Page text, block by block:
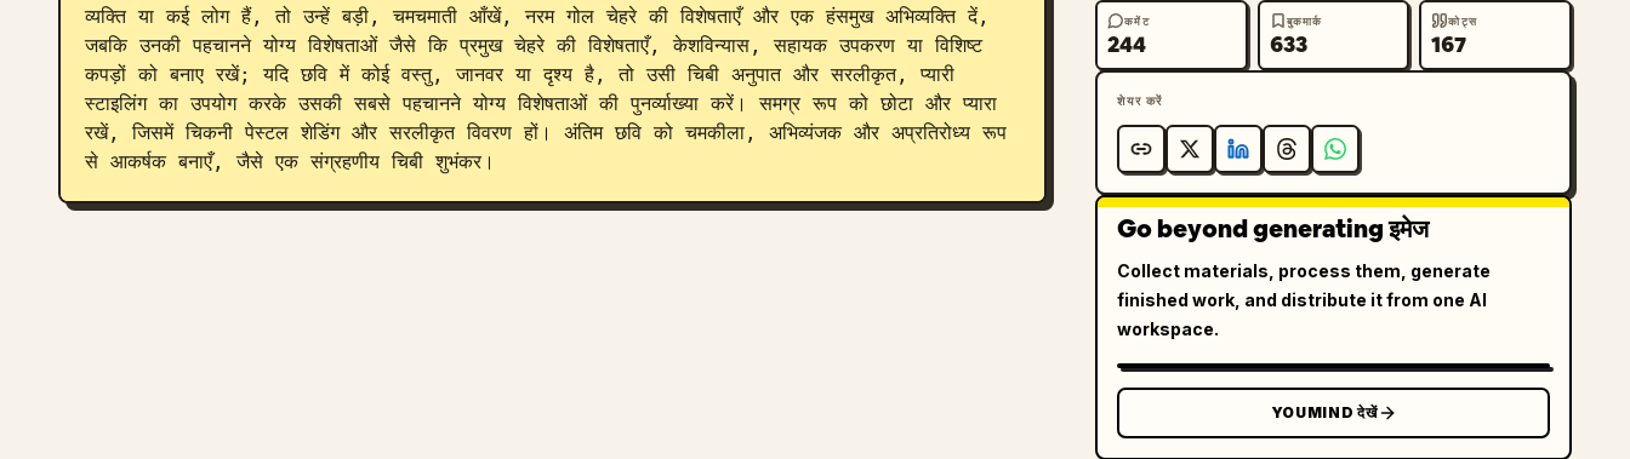
व्यक्ति या कई लोग हैं, तो उन्हें बड़ी, चमचमाती आँखें, नरम गोल चेहरे की विशेषताएँ और एक हंसमुख अभिव्यक्ति दें,
जबकि उनकी पहचानने योग्य विशेषताओं जैसे कि प्रमुख चेहरे की विशेषताएँ, केशविन्यास, सहायक उपकरण या विशिष्ट
कपड़ों को बनाए रखें; यदि छवि में कोई वस्तु, जानवर या दृश्य है, तो उसी चिबी अनुपात और सरलीकृत, प्यारी
स्टाइलिंग का उपयोग करके उसकी सबसे पहचानने योग्य विशेषताओं की पुनर्व्याख्या करें। समग्र रूप को छोटा और प्यारा
रखें, जिसमें चिकनी पेस्टल शेडिंग और सरलीकृत विवरण हों। अंतिम छवि को चमकीला, अभिव्यंजक और अप्रतिरोध्य रूप
से आकर्षक बनाएँ, जैसे एक संग्रहणीय चिबी शुभंकर।
कमेंट
244
बुकमार्क
633
कोट्स
167
शेयर करें
Go beyond generating इमेज
Collect materials, process them, generate
finished work, and distribute it from one AI
workspace.
YOUMIND देखें